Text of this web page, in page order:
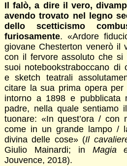
Il falò, a dire il vero,
avendo trovato nel legno
dello scetticismo
furiosamente. «Ardore
giovane Chesterton venerò il
con il fervore assoluto che
suoi notebookstraboccano di
e sketch teatrali
citare la sua prima opera per
intorno a 1898 e pubblicata
padre, nella quale sentiamo
tuonare: «In quest’ora / con
come in un grande lampo /
divina delle cose» (Il
Giulio Mainardi; in Magia
Jouvence, 2018).